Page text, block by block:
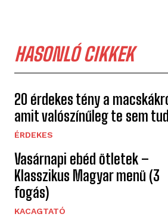
HASONLÓ CIKKEK
20 érdekes tény a
amit valószínűleg te sem
ÉRDEKES
Vasárnapi ebéd ötletek –
Klasszikus Magyar menü (3
fogás)
KACAGTATÓ